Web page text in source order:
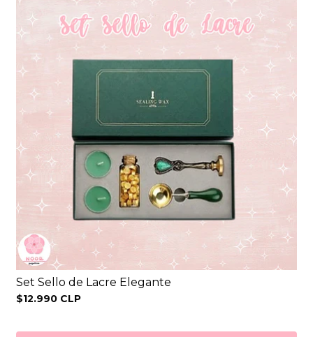
Set Sello de Lacre Elegante
$12.990 CLP